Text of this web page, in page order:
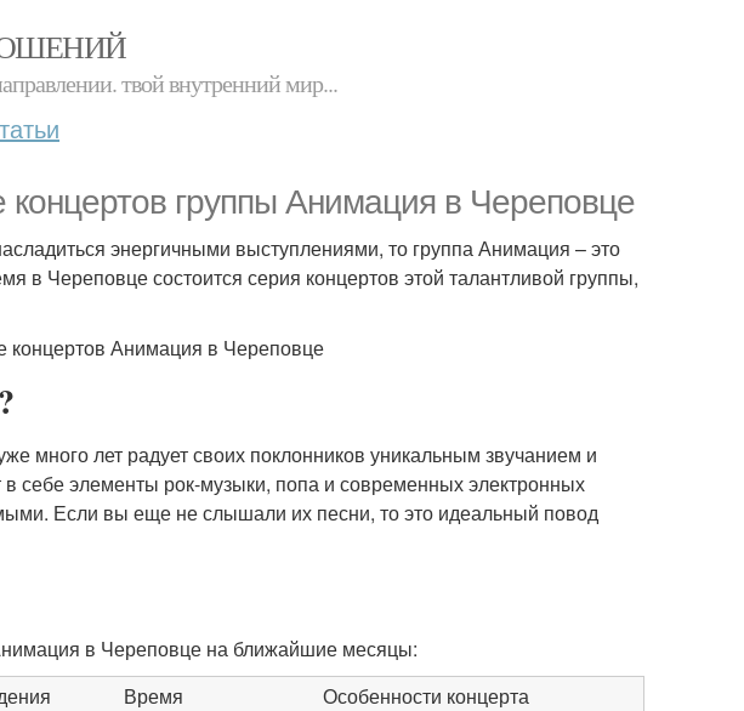
твой внутренний мир...
концертов группы Анимация в Череповце
энергичными выступлениями, то группа Анимация – это
в Череповце состоится серия концертов этой талантливой группы,
много лет радует своих поклонников уникальным звучанием и
себе элементы рок-музыки, попа и современных электронных
Если вы еще не слышали их песни, то это идеальный повод
в Череповце на ближайшие месяцы:
Время
Особенности концерта